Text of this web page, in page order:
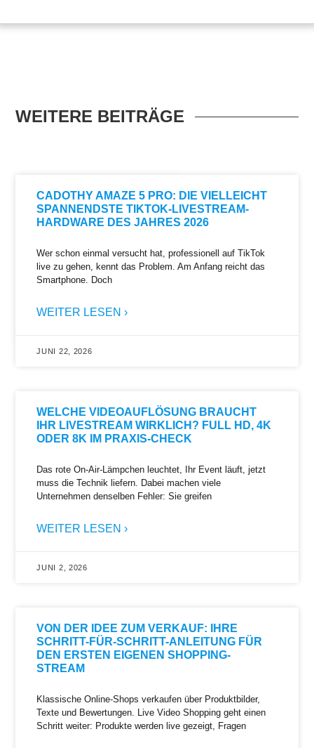
WEITERE BEITRÄGE
CADOTHY AMAZE 5 PRO: DIE VIELLEICHT
SPANNENDSTE TIKTOK-LIVESTREAM-
HARDWARE DES JAHRES 2026
Wer schon einmal versucht hat, professionell auf TikTok
live zu gehen, kennt das Problem. Am Anfang reicht das
Smartphone. Doch
WEITER LESEN ›
JUNI 22, 2026
WELCHE VIDEOAUFLÖSUNG BRAUCHT
IHR LIVESTREAM WIRKLICH? FULL HD, 4K
ODER 8K IM PRAXIS-CHECK
Das rote On-Air-Lämpchen leuchtet, Ihr Event läuft, jetzt
muss die Technik liefern. Dabei machen viele
Unternehmen denselben Fehler: Sie greifen
WEITER LESEN ›
JUNI 2, 2026
VON DER IDEE ZUM VERKAUF: IHRE
SCHRITT-FÜR-SCHRITT-ANLEITUNG FÜR
DEN ERSTEN EIGENEN SHOPPING-
STREAM
Klassische Online-Shops verkaufen über Produktbilder,
Texte und Bewertungen. Live Video Shopping geht einen
Schritt weiter: Produkte werden live gezeigt, Fragen